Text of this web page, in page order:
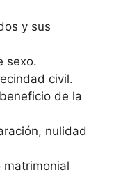
y sus
sexo.
civil.
de la
nulidad
matrimonial